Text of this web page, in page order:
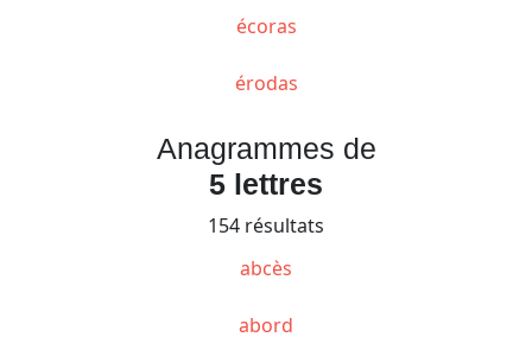
écoras
érodas
Anagrammes de
5 lettres
154 résultats
abcès
abord